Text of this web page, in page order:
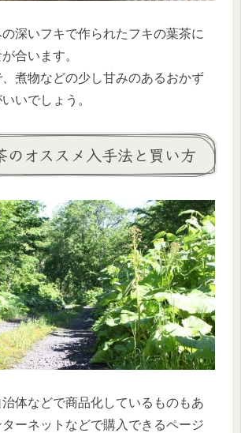
深いフキで作られたフキの葉茶に
合います。
煮物などの少し甘みのあるおかず
いでしょう。
のオススメ入手法と買い方
体などで商品化しているものもあ
ーネットなどで購入できるページ